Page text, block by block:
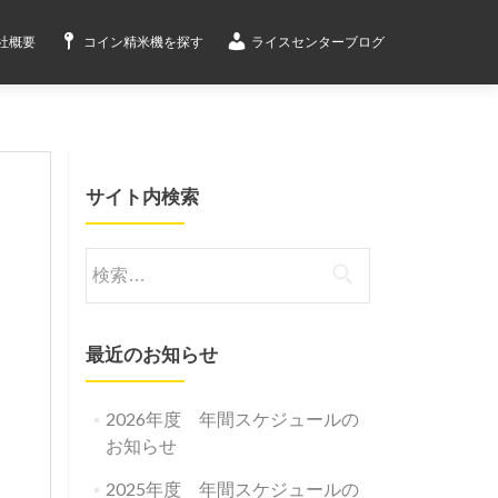
概要 コイン精米機を探す ライスセンターブログ
サイト内検索
索:
最近のお知らせ
2026年度 年間スケジュールの
お知らせ
2025年度 年間スケジュールの